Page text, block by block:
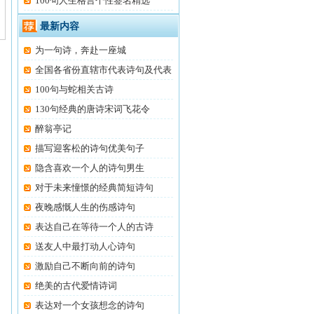
最新内容
为一句诗，奔赴一座城
全国各省份直辖市代表诗句及代表
100句与蛇相关古诗
130句经典的唐诗宋词飞花令
醉翁亭记
描写迎客松的诗句优美句子
隐含喜欢一个人的诗句男生
对于未来憧憬的经典简短诗句
夜晚感慨人生的伤感诗句
表达自己在等待一个人的古诗
送友人中最打动人心诗句
激励自己不断向前的诗句
绝美的古代爱情诗词
表达对一个女孩想念的诗句